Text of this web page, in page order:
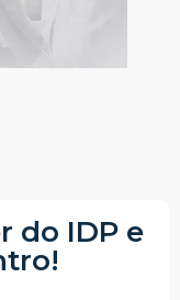
do IDP e